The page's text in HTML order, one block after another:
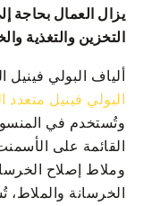
يزال العمال بحاجة
التخزين والتغذية
ألياف البولي
البولي فينيل متعدد
وتُستخدم في
القائمة على
وملاط إصلاح
الخرسانة والملاط،